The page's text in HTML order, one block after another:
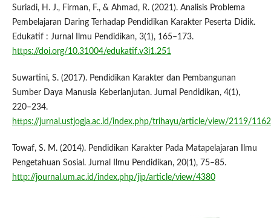
Suriadi, H. J., Firman, F., & Ahmad, R. (2021). Analisis Problema
Pembelajaran Daring Terhadap Pendidikan Karakter Peserta Didik.
Edukatif : Jurnal Ilmu Pendidikan, 3(1), 165–173.
https://doi.org/10.31004/edukatif.v3i1.251
Suwartini, S. (2017). Pendidikan Karakter dan Pembangunan
Sumber Daya Manusia Keberlanjutan. Jurnal Pendidikan, 4(1),
220–234.
https://jurnal.ustjogja.ac.id/index.php/trihayu/article/view/2119/1162
Towaf, S. M. (2014). Pendidikan Karakter Pada Matapelajaran Ilmu
Pengetahuan Sosial. Jurnal Ilmu Pendidikan, 20(1), 75–85.
http://journal.um.ac.id/index.php/jip/article/view/4380